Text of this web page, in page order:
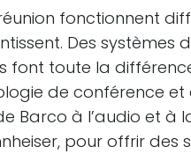
fonctionnent
Des systèmes
font toute la
de conférence et
Barco à l’audio et à
pour offrir des